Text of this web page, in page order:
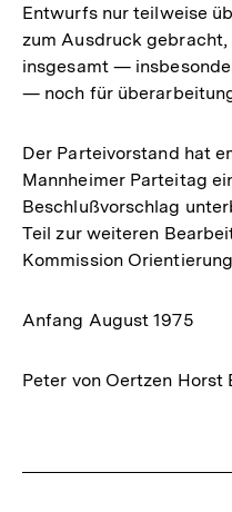
Entwurfs nur teilweise
zum Ausdruck gebracht,
insgesamt —
— noch für
Der Parteivorstand hat
Mannheimer Parteitag
Beschlußvorschlag
Teil zur weiteren
Kommission
Anfang August 1975
Peter von Oertzen Horst